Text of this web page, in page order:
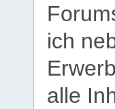
ich
alle